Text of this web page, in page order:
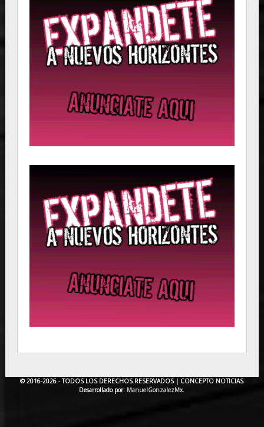
© 2016-2026 - TODOS LOS DERECHOS RESERVADOS | CONCEPTO NOTICIAS
Desarrollado por: ManuelGonzalezMx.